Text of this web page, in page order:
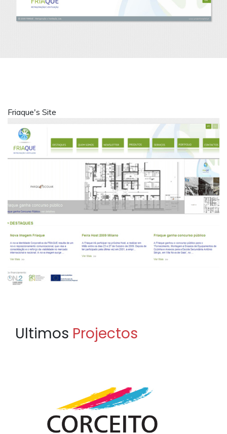
Friaque's Site
Ultimos Projectos